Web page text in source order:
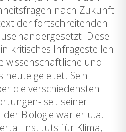
nach Zukunft
der fortschreitenden
Diese
kritisches Infragestellen
wissenschaftliche und
heute geleitet. Sein
die verschiedensten
seit seiner
Biologie war er u.a.
Instituts für Klima,